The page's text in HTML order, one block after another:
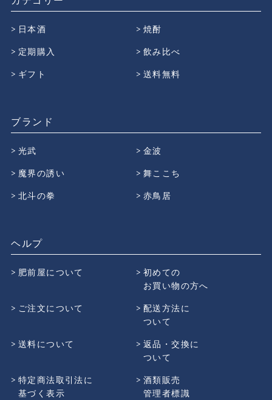
日本酒
焼酎
定期購入
飲み比べ
ギフト
送料無料
ブランド
光武
金波
魔界の誘い
舞ここち
北斗の拳
赤鳥居
ヘルプ
肥前屋について
初めての
お買い物の方へ
ご注文について
配送方法に
ついて
送料について
返品・交換に
ついて
特定商法取引法に
基づく表示
酒類販売
管理者標識